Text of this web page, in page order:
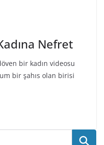
Nefret
bir kadın videosu
bir şahıs olan birisi